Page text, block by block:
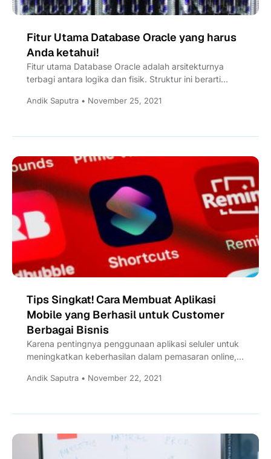
Fitur Utama Database Oracle yang harus
Anda ketahui!
Fitur utama Database Oracle adalah arsitekturnya
terbagi antara logika dan fisik. Struktur ini berarti
Andik Saputra • November 25, 2021
Tips Singkat! Cara Membuat Aplikasi
Mobile yang Berhasil untuk Customer
Berbagai Bisnis
Karena pentingnya penggunaan aplikasi seluler untuk
meningkatkan keberhasilan dalam pemasaran online,
Andik Saputra • November 22, 2021